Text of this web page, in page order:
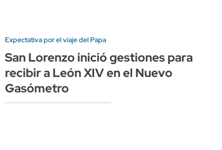
Expectativa por el viaje del Papa
San Lorenzo inició gestiones para
recibir a León XIV en el Nuevo
Gasómetro